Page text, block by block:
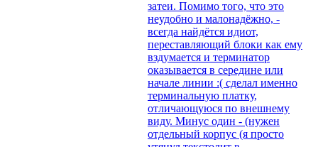
затеи. Помимо того, что это
неудобно и малонадёжно, -
всегда найдётся идиот,
переставляющий блоки как ему
вздумается и терминатор
оказывается в середине или
начале линии :( сделал именно
терминальную платку,
отличающуюся по внешнему
виду. Минус один - (нужен
отдельный корпус (я просто